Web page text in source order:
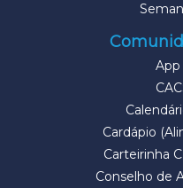
App
Cardápio
Carteirinha
Conselho de